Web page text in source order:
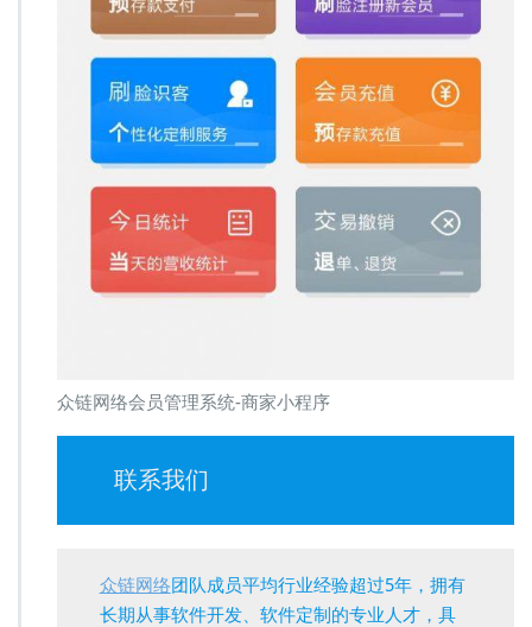
众链网络会员管理系统-商家小程序
联系我们
众链网络团队成员平均行业经验超过5年，拥有
长期从事软件开发、软件定制的专业人才，具